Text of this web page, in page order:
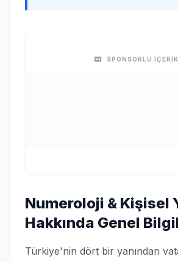
SPONSORLU İÇERİK
Numeroloji & Kişisel
Hakkında Genel
Türkiye'nin dört bir yanından